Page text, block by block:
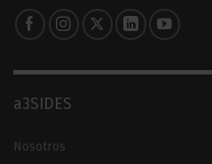
a3SIDES
Nosotros